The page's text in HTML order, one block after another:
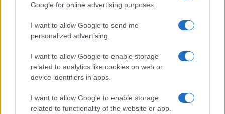
Google for online advertising purposes.
I want to allow Google to send me
personalized advertising.
I want to allow Google to enable storage
related to analytics like cookies on web or
device identifiers in apps.
I want to allow Google to enable storage
related to functionality of the website or app.
© 2026 - VOLOSCONTATO CONSIGLI E DIARI DI VIAGGIO - P.IVA
04827280654 – TESTATA REGISTRATA AL TRIBUNALE DI NOCERA
INFERIORE N. 3/2026 – REG. N. 1894/2026 ISCRIZIONE AL ROC N.
35792 – ISCRITTA ALL’ANSO (ASSOCIAZIONE NAZIONALE STAMPA
ONLINE)